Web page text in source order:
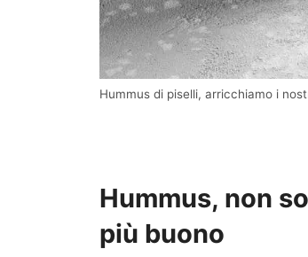
Hummus di piselli, arricchiamo i
Hummus, non
più buono